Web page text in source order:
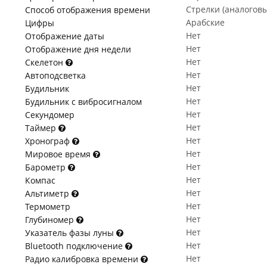
Способ отображения времени
Стрелки
Цифры
Арабские
Отображение даты
Нет
Отображение дня недели
Нет
Скелетон
Нет
Автоподсветка
Нет
Будильник
Нет
Будильник с вибросигналом
Нет
Секундомер
Нет
Таймер
Нет
Хронограф
Нет
Мировое время
Нет
Барометр
Нет
Компас
Нет
Альтиметр
Нет
Термометр
Нет
Глубиномер
Нет
Указатель фазы луны
Нет
Bluetooth подключение
Нет
Радио калибровка времени
Нет